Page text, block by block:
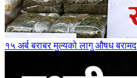
१५ अर्ब बराबर मुल्यको लागु औषध बरामद